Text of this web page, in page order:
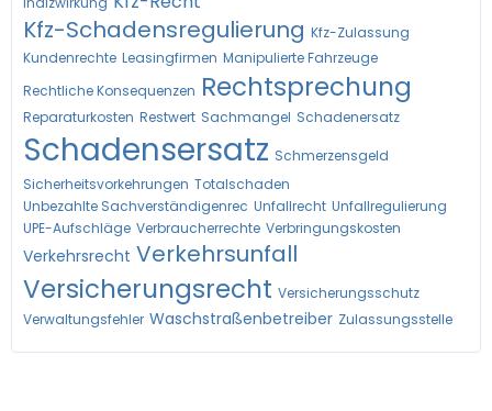
Kfz-Schadensregulierung Kfz-Zulassung
Kundenrechte Leasingfirmen Manipulierte Fahrzeuge
Rechtliche Konsequenzen Rechtsprechung
Reparaturkosten Restwert Sachmangel Schadenersatz
Schadensersatz Schmerzensgeld
Sicherheitsvorkehrungen Totalschaden
Unbezahlte Sachverständigenrec Unfallrecht Unfallregulierung
UPE-Aufschläge Verbraucherrechte Verbringungskosten
Verkehrsrecht Verkehrsunfall
Versicherungsrecht Versicherungsschutz
Verwaltungsfehler Waschstraßenbetreiber Zulassungsstelle